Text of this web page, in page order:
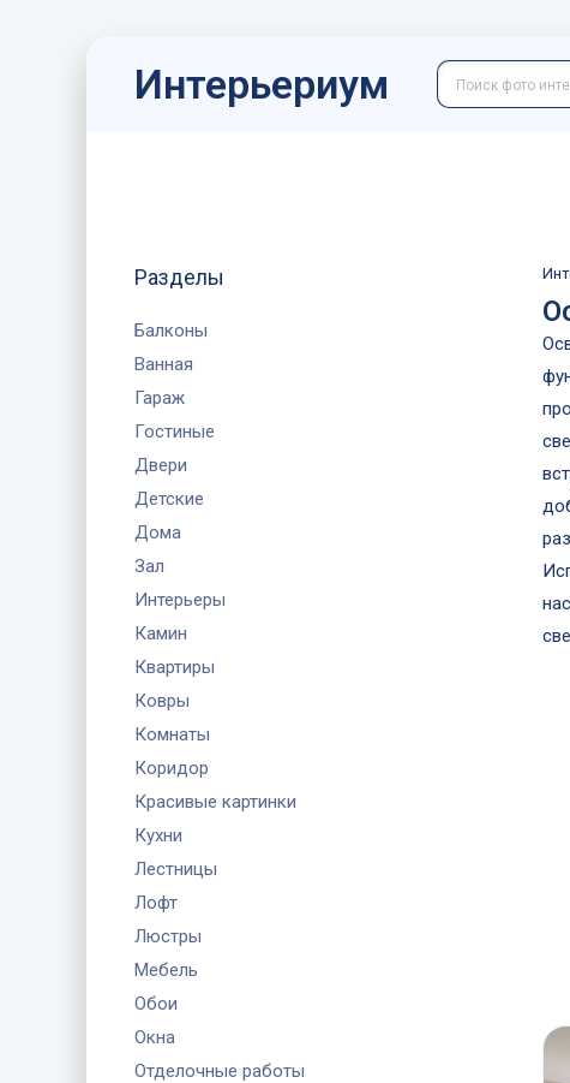
Интерьериум
Разделы
Балконы
Ванная
Гараж
Гостиные
Двери
Детские
Дома
Зал
Интерьеры
Камин
Квартиры
Ковры
Комнаты
Коридор
Красивые картинки
Кухни
Лестницы
Лофт
Люстры
Мебель
Обои
Окна
Отделочные работы